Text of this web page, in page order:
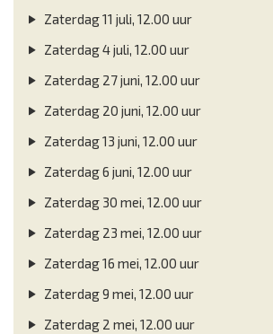
Zaterdag 11 juli, 12.00 uur
Zaterdag 4 juli, 12.00 uur
Zaterdag 27 juni, 12.00 uur
Zaterdag 20 juni, 12.00 uur
Zaterdag 13 juni, 12.00 uur
Zaterdag 6 juni, 12.00 uur
Zaterdag 30 mei, 12.00 uur
Zaterdag 23 mei, 12.00 uur
Zaterdag 16 mei, 12.00 uur
Zaterdag 9 mei, 12.00 uur
Zaterdag 2 mei, 12.00 uur